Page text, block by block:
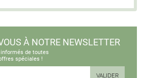
À NOTRE NEWSLETTER
de toutes
spéciales !